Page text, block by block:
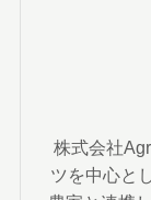
株式会社
ツを中心と